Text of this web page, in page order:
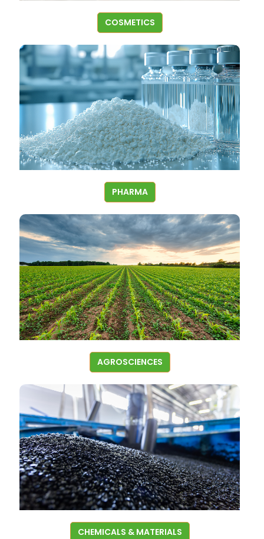
COSMETICS
PHARMA
AGROSCIENCES
CHEMICALS & MATERIALS